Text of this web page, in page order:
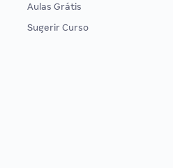
Aulas Grátis
Sugerir Curso